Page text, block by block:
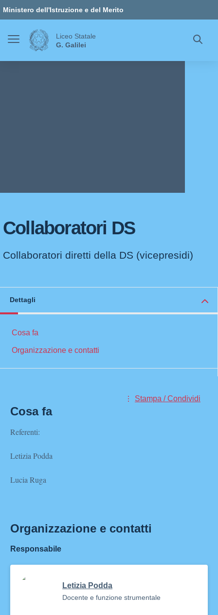
Ministero dell'Istruzione e del Merito
Liceo Statale
G. Galilei
Collaboratori DS
Collaboratori diretti della DS (vicepresidi)
Dettagli
Cosa fa
Organizzazione e contatti
Stampa / Condividi
Cosa fa
Referenti:
Letizia Podda
Lucia Ruga
Organizzazione e contatti
Responsabile
Letizia Podda
Docente e funzione strumentale